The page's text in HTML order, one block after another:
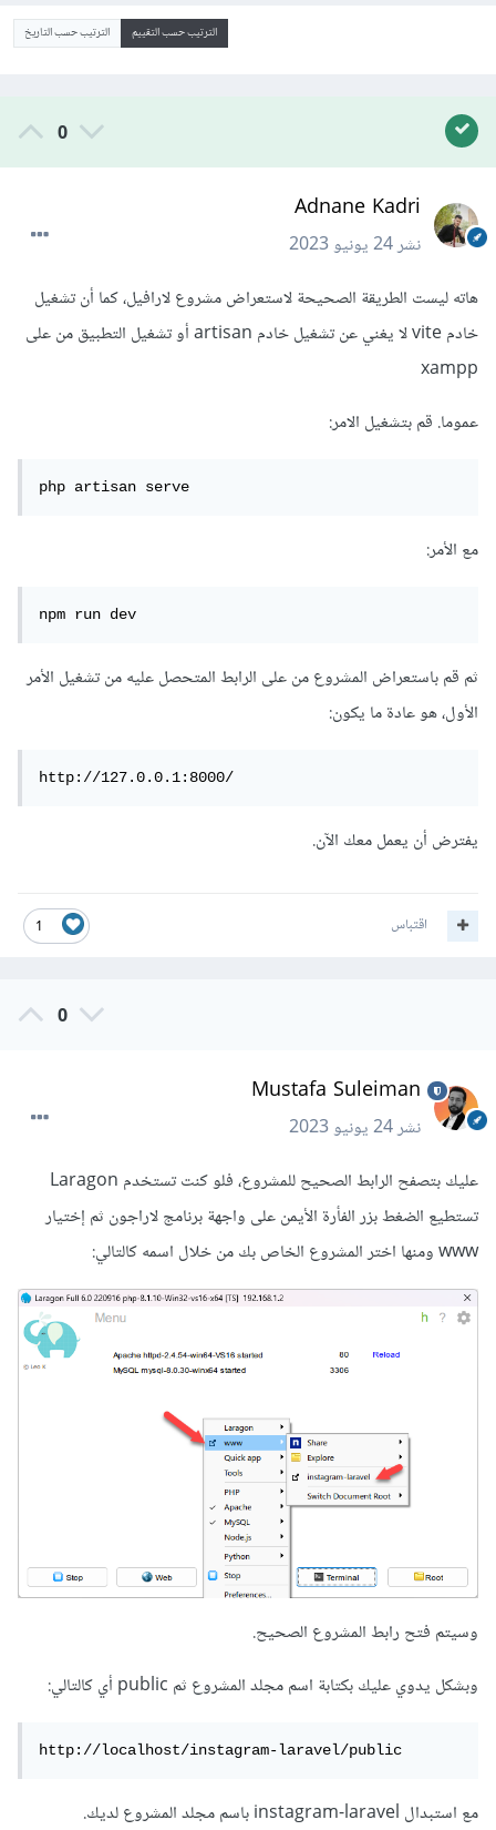
الترتيب حسب التقييم الترتيب حسب التاريخ
0
Adnane Kadri
نشر24 يونيو 2023
هاته ليست الطريقة الصحيحة لاستعراض مشروع لارافيل، كما أن تشغيل
خادم vite لا يغني عن تشغيل خادم artisan أو تشغيل التطبيق من على
xampp
عموما. قم بتشغيل الامر:
php artisan serve
مع الأمر:
npm run dev
ثم قم باستعراض المشروع من على الرابط المتحصل عليه من تشغيل الأمر
الأول، هو عادة ما يكون:
http://127.0.0.1:8000/
يفترض أن يعمل معك الآن.
1 اقتباس
0
Mustafa Suleiman
نشر24 يونيو 2023
عليك بتصفح الرابط الصحيح للمشروع، فلو كنت تستخدم Laragon
تستطيع الضغط بزر الفأرة الأيمن على واجهة برنامج لاراجون ثم إختيار
www ومنها اختر المشروع الخاص بك من خلال اسمه كالتالي:
وسيتم فتح رابط المشروع الصحيح.
وبشكل يدوي عليك بكتابة اسم مجلد المشروع ثم public أي كالتالي:
http://localhost/instagram-laravel/public
مع استبدال instagram-laravel باسم مجلد المشروع لديك.